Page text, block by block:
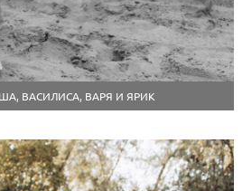
ВАСИЛИСА, ВАРЯ И ЯРИК